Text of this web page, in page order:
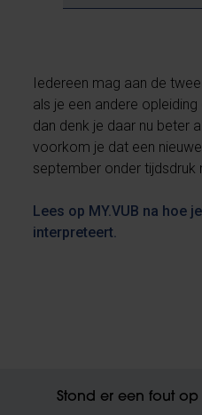
Iedereen mag aan de
als je een andere
dan denk je daar nu beter
voorkom je dat een
september onder
Lees op MY.VUB na hoe
interpreteert.
Stond er een fout